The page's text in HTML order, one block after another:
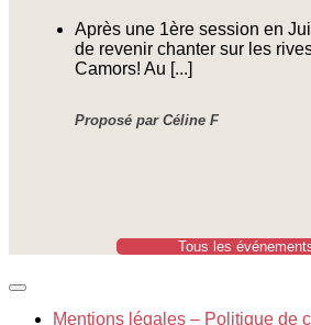
Après une 1ère session en
de revenir chanter sur les
Camors! Au [...]
Proposé par Céline F
Tous les
Mentions légales – Politique de